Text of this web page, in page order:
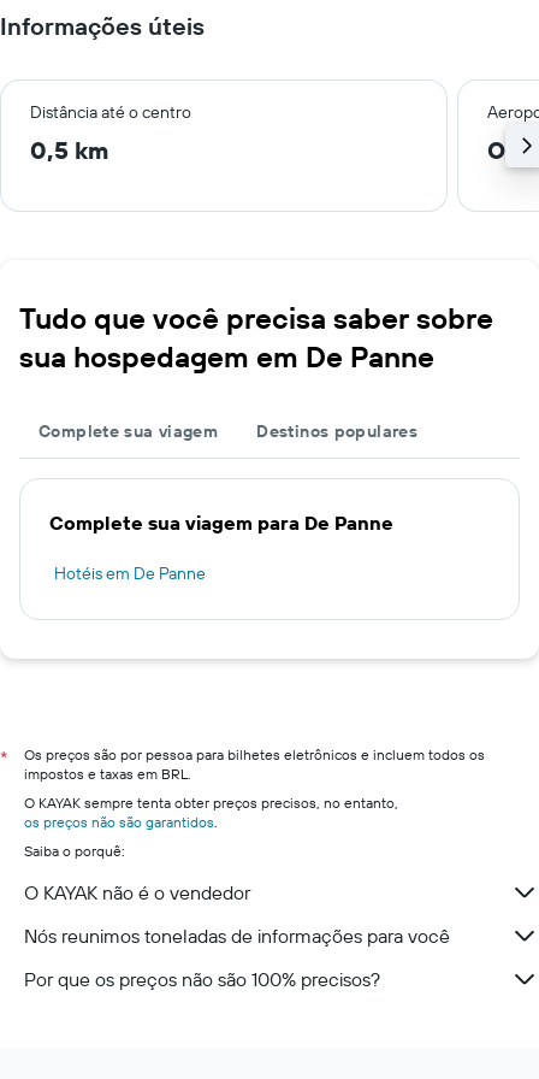
Informações úteis
Distância até o centro
0,5 km
Tudo que você precisa saber sobre
sua hospedagem em De Panne
Complete sua viagem Destinos populares
Complete sua viagem para De Panne
Hotéis em De Panne
*
Os preços são por pessoa para bilhetes eletrônicos e incluem todos os
impostos e taxas em BRL.
O KAYAK sempre tenta obter preços precisos, no entanto,
os preços não são garantidos.
Saiba o porquê:
O KAYAK não é o vendedor
Nós reunimos toneladas de informações para você
Por que os preços não são 100% precisos?